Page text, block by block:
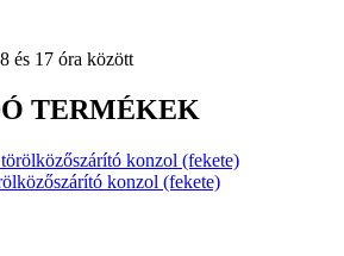
és 17 óra között
TERMÉKEK
konzol (fekete)